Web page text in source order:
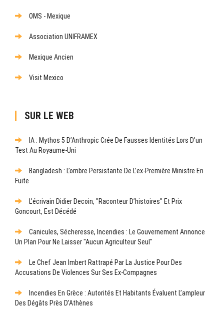
OMS - Mexique
Association UNIFRAMEX
Mexique Ancien
Visit Mexico
SUR LE WEB
IA : Mythos 5 D’Anthropic Crée De Fausses Identités Lors D’un
Test Au Royaume-Uni
Bangladesh : L’ombre Persistante De L’ex-Première Ministre En
Fuite
L’écrivain Didier Decoin, "raconteur D’histoires" Et Prix
Goncourt, Est Décédé
Canicules, Sécheresse, Incendies : Le Gouvernement Annonce
Un Plan Pour Ne Laisser "aucun Agriculteur Seul"
Le Chef Jean Imbert Rattrapé Par La Justice Pour Des
Accusations De Violences Sur Ses Ex-Compagnes
Incendies En Grèce : Autorités Et Habitants Évaluent L’ampleur
Des Dégâts Près D’Athènes